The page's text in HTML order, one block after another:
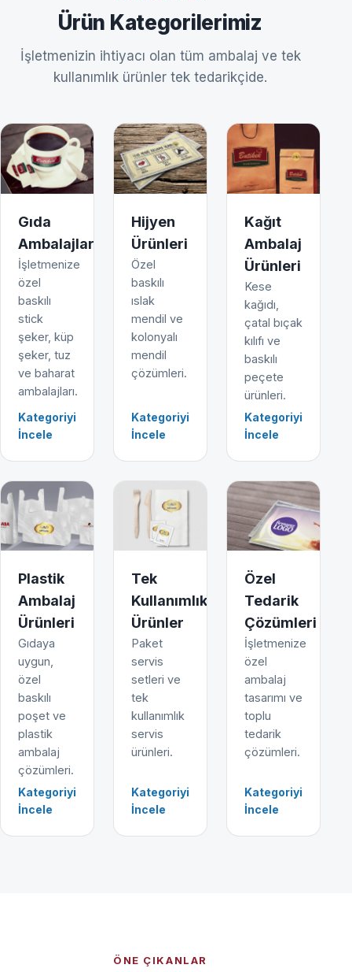
Ürün Kategorilerimiz
İşletmenizin ihtiyacı olan tüm ambalaj ve tek
kullanımlık ürünler tek tedarikçide.
Gıda
Ambalajları
İşletmenize
özel
baskılı
stick
şeker, küp
şeker, tuz
ve baharat
ambalajları.
Kategoriyi
İncele
Hijyen
Ürünleri
Özel
baskılı
ıslak
mendil ve
kolonyalı
mendil
çözümleri.
Kategoriyi
İncele
Kağıt
Ambalaj
Ürünleri
Kese
kağıdı,
çatal bıçak
kılıfı ve
baskılı
peçete
ürünleri.
Kategoriyi
İncele
Plastik
Ambalaj
Ürünleri
Gıdaya
uygun,
özel
baskılı
poşet ve
plastik
ambalaj
çözümleri.
Kategoriyi
İncele
Tek
Kullanımlık
Ürünler
Paket
servis
setleri ve
tek
kullanımlık
servis
ürünleri.
Kategoriyi
İncele
Özel
Tedarik
Çözümleri
İşletmenize
özel
ambalaj
tasarımı ve
toplu
tedarik
çözümleri.
Kategoriyi
İncele
ÖNE ÇIKANLAR